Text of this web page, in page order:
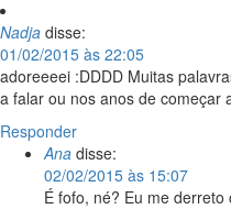
Nadja disse:
01/02/2015 às 22:05
adoreeeei :DDDD Muitas
a falar ou nos anos de começar
Responder
Ana disse:
02/02/2015 às 15:07
É fofo, né? Eu me